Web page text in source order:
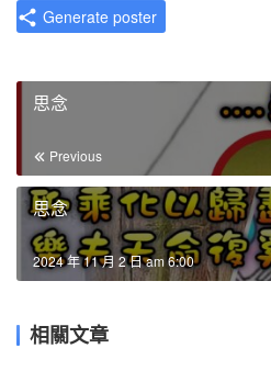
Generate poster
思念
Previous
思念
2024 年 11 月 2 日 am 6:00
相關文章